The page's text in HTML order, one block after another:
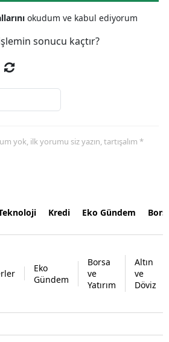
okudum ve kabul ediyorum
sonucu kaçtır?
yok, ilk yorumu siz yazın, tartışalım *
Kredi Eko Gündem
Eko
Gündem
Borsa
ve
Yatırım
Altın
ve
Döviz